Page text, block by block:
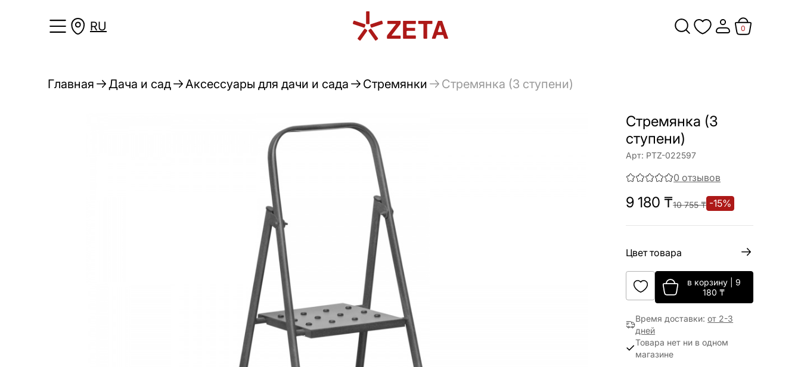
RU 0
Главная Дача и сад Аксессуары для дачи и сада Стремянки Стремянка (3 ступени)
Стремянка (3
ступени)
Арт: PTZ-022597
0 отзывов
9 180 ₸10 755₸ -15%
Цвет товара
в корзину| 9
180 ₸
Время доставки:от 2-3
дней
Товара нет ни в одном
магазине